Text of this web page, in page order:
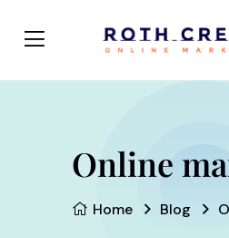
Online
Home Blog